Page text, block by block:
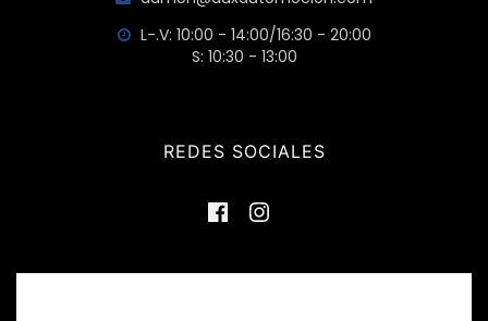
L-.V: 10:00 - 14:00/16:30 - 20:00
S: 10:30 - 13:00
REDES SOCIALES